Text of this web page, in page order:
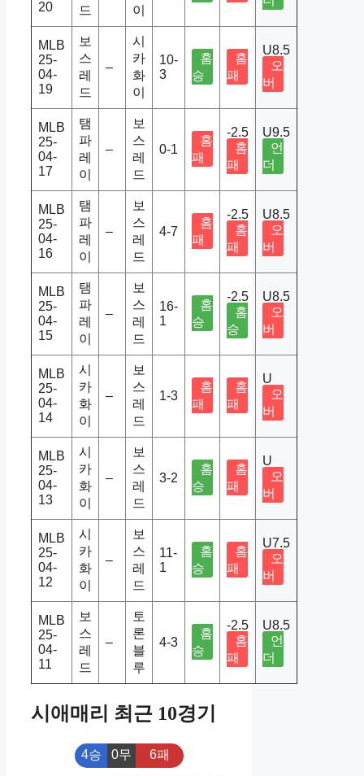
20 드 이
MLB
25-
04-
19
보
스
레
드
–
시
카
화
이
10-
3
홈
승
홈
패
U8.5
오
버
MLB
25-
04-
17
탬
파
레
이
–
보
스
레
드
0-1
홈
패
-2.5
홈
패
U9.5
언
더
MLB
25-
04-
16
탬
파
레
이
–
보
스
레
드
4-7
홈
패
-2.5
홈
패
U8.5
오
버
MLB
25-
04-
15
탬
파
레
이
–
보
스
레
드
16-
1
홈
승
-2.5
홈
승
U8.5
오
버
MLB
25-
04-
14
시
카
화
이
–
보
스
레
드
1-3
홈
패
홈
패
U
오
버
MLB
25-
04-
13
시
카
화
이
–
보
스
레
드
3-2
홈
승
홈
패
U
오
버
MLB
25-
04-
12
시
카
화
이
–
보
스
레
드
11-
1
홈
승
홈
패
U7.5
오
버
MLB
25-
04-
11
보
스
레
드
–
토
론
블
루
4-3
홈
승
-2.5
홈
패
U8.5
언
더
시애매리 최근 10경기
4승 0무 6패